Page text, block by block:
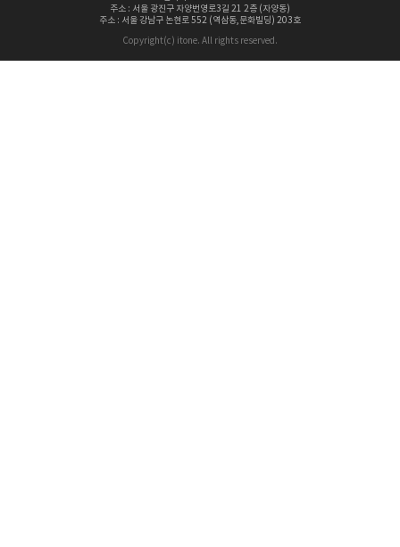
주소 : 서울 광진구 자양번영로3길 21 2층 (자양동)
주소 : 서울 강남구 논현로 552 (역삼동,문화빌딩) 203호
Copyright(c) itone. All rights reserved.